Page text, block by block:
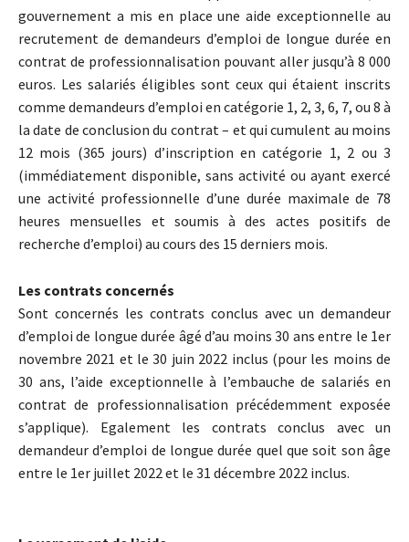
gouvernement a mis en place une aide exceptionnelle au
recrutement de demandeurs d’emploi de longue durée en
contrat de professionnalisation pouvant aller jusqu’à 8 000
euros. Les salariés éligibles sont ceux qui étaient inscrits
comme demandeurs d’emploi en catégorie 1, 2, 3, 6, 7, ou 8 à
la date de conclusion du contrat – et qui cumulent au moins
12 mois (365 jours) d’inscription en catégorie 1, 2 ou 3
(immédiatement disponible, sans activité ou ayant exercé
une activité professionnelle d’une durée maximale de 78
heures mensuelles et soumis à des actes positifs de
recherche d’emploi) au cours des 15 derniers mois.
Les contrats concernés
Sont concernés les contrats conclus avec un demandeur
d’emploi de longue durée âgé d’au moins 30 ans entre le 1er
novembre 2021 et le 30 juin 2022 inclus (pour les moins de
30 ans, l’aide exceptionnelle à l’embauche de salariés en
contrat de professionnalisation précédemment exposée
s’applique). Egalement les contrats conclus avec un
demandeur d’emploi de longue durée quel que soit son âge
entre le 1er juillet 2022 et le 31 décembre 2022 inclus.